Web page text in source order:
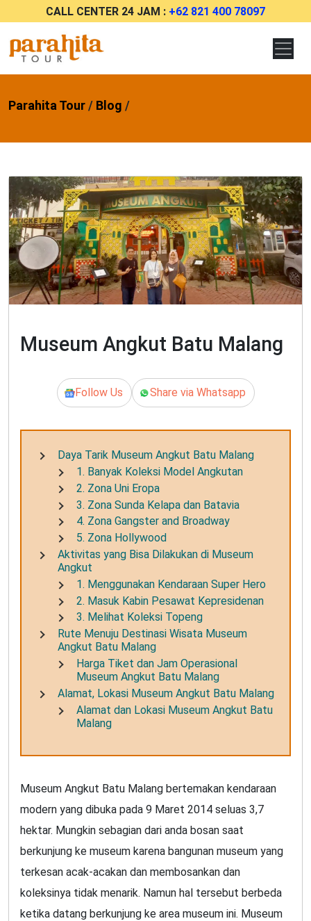
CALL CENTER 24 JAM : +62 821 400 78097
Parahita Tour/ Blog /
Museum Angkut Batu Malang
Follow Us Share via Whatsapp
Daya Tarik Museum Angkut Batu Malang
1. Banyak Koleksi Model Angkutan
2. Zona Uni Eropa
3. Zona Sunda Kelapa dan Batavia
4. Zona Gangster and Broadway
5. Zona Hollywood
Aktivitas yang Bisa Dilakukan di Museum
Angkut
1. Menggunakan Kendaraan Super Hero
2. Masuk Kabin Pesawat Kepresidenan
3. Melihat Koleksi Topeng
Rute Menuju Destinasi Wisata Museum
Angkut Batu Malang
Harga Tiket dan Jam Operasional
Museum Angkut Batu Malang
Alamat, Lokasi Museum Angkut Batu Malang
Alamat dan Lokasi Museum Angkut Batu
Malang
Museum Angkut Batu Malang bertemakan kendaraan
modern yang dibuka pada 9 Maret 2014 seluas 3,7
hektar. Mungkin sebagian dari anda bosan saat
berkunjung ke museum karena bangunan museum yang
terkesan acak-acakan dan membosankan dan
koleksinya tidak menarik. Namun hal tersebut berbeda
ketika datang berkunjung ke area museum ini. Museum